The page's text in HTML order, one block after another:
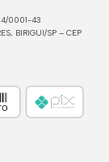
0001-43
BIRIGUI/SP – CEP